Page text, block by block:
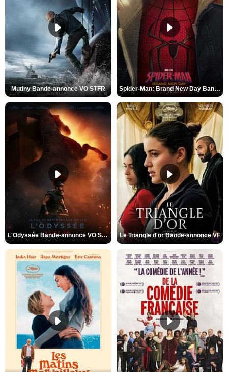
Mutiny Bande-annonce VO STFR Spider-Man: Brand New Day Bande-annonce VO STFR
L'Odyssée Bande-annonce VO STFR Le Triangle d'or Bande-annonce VF